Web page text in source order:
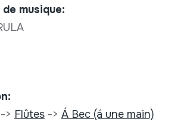
musique:
Flûtes-> Á Bec (á une main)